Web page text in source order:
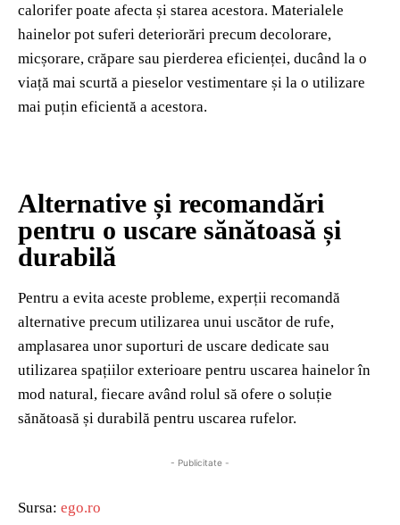
calorifer poate afecta și starea acestora. Materialele
hainelor pot suferi deteriorări precum decolorare,
micșorare, crăpare sau pierderea eficienței, ducând la o
viață mai scurtă a pieselor vestimentare și la o utilizare
mai puțin eficientă a acestora.
Alternative și recomandări
pentru o uscare sănătoasă și
durabilă
Pentru a evita aceste probleme, experții recomandă
alternative precum utilizarea unui uscător de rufe,
amplasarea unor suporturi de uscare dedicate sau
utilizarea spațiilor exterioare pentru uscarea hainelor în
mod natural, fiecare având rolul să ofere o soluție
sănătoasă și durabilă pentru uscarea rufelor.
- Publicitate -
Sursa: ego.ro